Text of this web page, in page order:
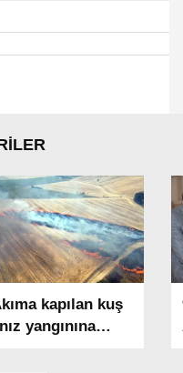
kapılan kuş
yangınına